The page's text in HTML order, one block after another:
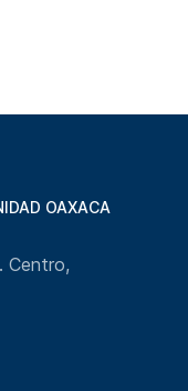
OAXACA
Centro,